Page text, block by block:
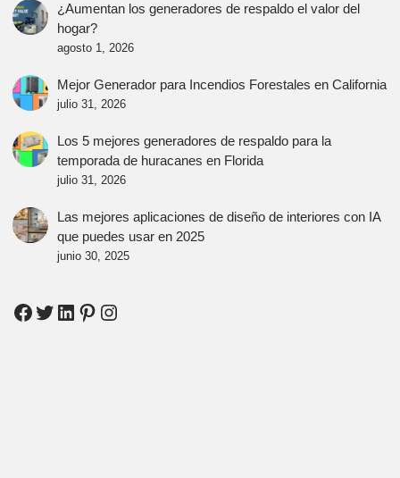
¿Aumentan los generadores de respaldo el valor del
hogar?
agosto 1, 2026
Mejor Generador para Incendios Forestales en California
julio 31, 2026
Los 5 mejores generadores de respaldo para la
temporada de huracanes en Florida
julio 31, 2026
Las mejores aplicaciones de diseño de interiores con IA
que puedes usar en 2025
junio 30, 2025
Facebook
Twitter
LinkedIn
Pinterest
Instagram